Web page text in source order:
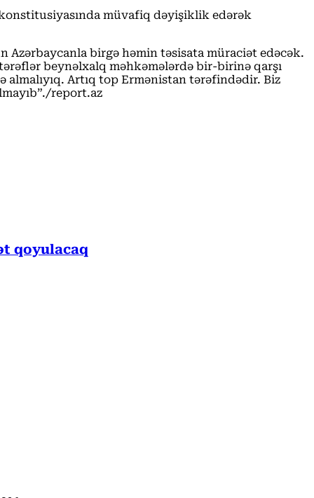
müvafiq dəyişiklik edərək
birgə həmin təsisata müraciət edəcək.
beynəlxalq məhkəmələrdə bir-birinə qarşı
almalıyıq. Artıq top Ermənistan tərəfindədir. Biz
report.az
qoyulacaq